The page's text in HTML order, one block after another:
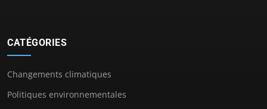
CATÉGORIES
Changements climatiques
Politiques environnementales